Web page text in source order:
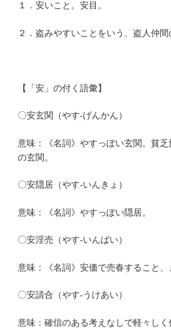
１．安いこと。安目。
２．盗みやすいことをいう、盗人仲間
【「安」の付く語彙】
〇安玄関（やす‐げんかん）
意味：《名詞》やすっぽい玄関。貧
の玄関。
〇安隠居（やす‐いんきょ）
意味：《名詞》やすっぽい隠居。
〇安淫売（やす‐いんばい）
意味：《名詞》安価で売春すること、
〇安請合（やす‐うけあい）
意味：確信のある考えなしで軽々しく